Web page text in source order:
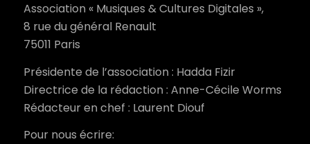
Association « Musiques & Cultures Digitales »,
8 rue du général Renault
75011 Paris
Présidente de l’association : Hadda Fizir
Directrice de la rédaction : Anne-Cécile Worms
Rédacteur en chef : Laurent Diouf
Pour nous écrire: